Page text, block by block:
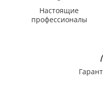
Настоящие
профессионалы